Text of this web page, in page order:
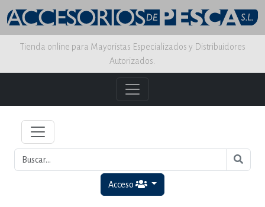
Tienda online para Mayoristas Especializados y Distribuidores
Autorizados.
Acceso